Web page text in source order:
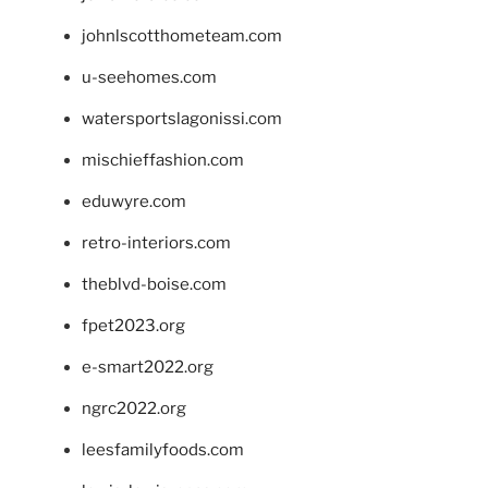
johnlscotthometeam.com
u-seehomes.com
watersportslagonissi.com
mischieffashion.com
eduwyre.com
retro-interiors.com
theblvd-boise.com
fpet2023.org
e-smart2022.org
ngrc2022.org
leesfamilyfoods.com